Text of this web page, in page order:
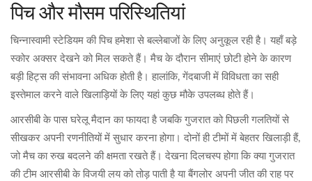
पिच और मौसम परिस्थितियां
चिन्नास्वामी स्टेडियम की पिच हमेशा से बल्लेबाजों के लिए अनुकूल रही है। यहाँ बड़े
स्कोर अक्सर देखने को मिल सकते हैं। मैच के दौरान सीमाएं छोटी होने के कारण
बड़ी हिट्स की संभावना अधिक होती है। हालांकि, गेंदबाजी में विविधता का सही
इस्तेमाल करने वाले खिलाड़ियों के लिए यहां कुछ मौके उपलब्ध होते हैं।
आरसीबी के पास घरेलू मैदान का फायदा है जबकि गुजरात को पिछली गलतियों से
सीखकर अपनी रणनीतियों में सुधार करना होगा। दोनों ही टीमों में बेहतर खिलाड़ी हैं,
जो मैच का रुख बदलने की क्षमता रखते हैं। देखना दिलचस्प होगा कि क्या गुजरात
की टीम आरसीबी के विजयी लय को तोड़ पाती है या बैंगलोर अपनी जीत की राह पर